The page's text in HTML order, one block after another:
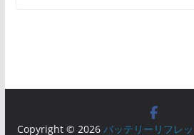
Copyright © 2026バッテリーリフレ